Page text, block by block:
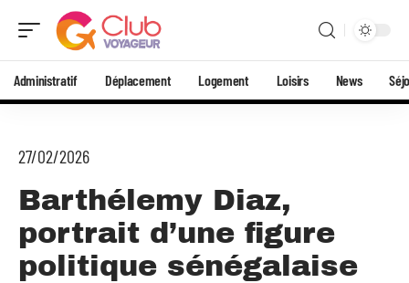
Administratif Déplacement Logement Loisirs News
27/02/2026
Barthélemy Diaz,
portrait d’une figure
politique sénégalaise